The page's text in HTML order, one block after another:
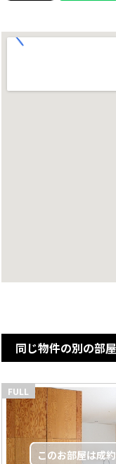
同じ物件の別の部屋
FULL